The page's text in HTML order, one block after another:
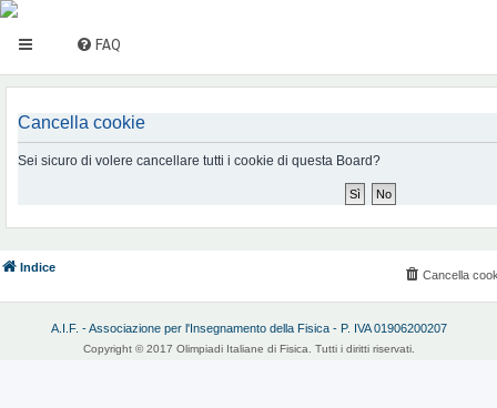
FAQ
Cancella cookie
Sei sicuro di volere cancellare tutti i cookie di questa Board?
Indice
Cancella
A.I.F. - Associazione per l'Insegnamento della Fisica - P. IVA 01906200207
Copyright © 2017 Olimpiadi Italiane di Fisica. Tutti i diritti riservati.